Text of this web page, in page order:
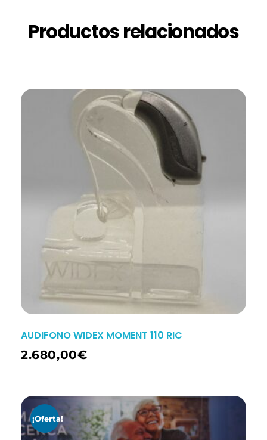
Productos relacionados
AUDIFONO WIDEX MOMENT 110 RIC
2.680,00€
¡Oferta!